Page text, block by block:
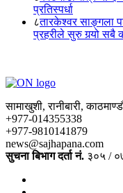
प्रतिस्पर्धा
८तारकेश्वर साङ्गला
प्रहरीले सुरु गर्‍यो सबै
सामाखुशी, रानीबारी,
+977-014355338
+977-9810141879
news@sajhapana.com
सुचना बिभाग दर्ता नं. ३०५ /